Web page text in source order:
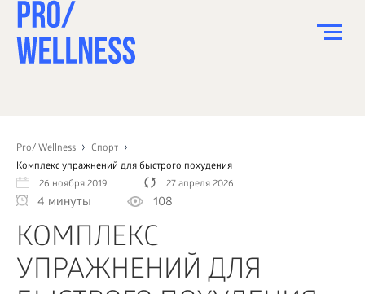
Pro/ Wellness
Спорт
Комплекс упражнений для быстрого похудения
26 ноября 2019
27 апреля 2026
4 минуты 108
КОМПЛЕКС
УПРАЖНЕНИЙ ДЛЯ
СПОРТ
ЗДОРОВЬЕ
КРАСОТА
ПСИХОЛОГИЯ
ДЕТИ